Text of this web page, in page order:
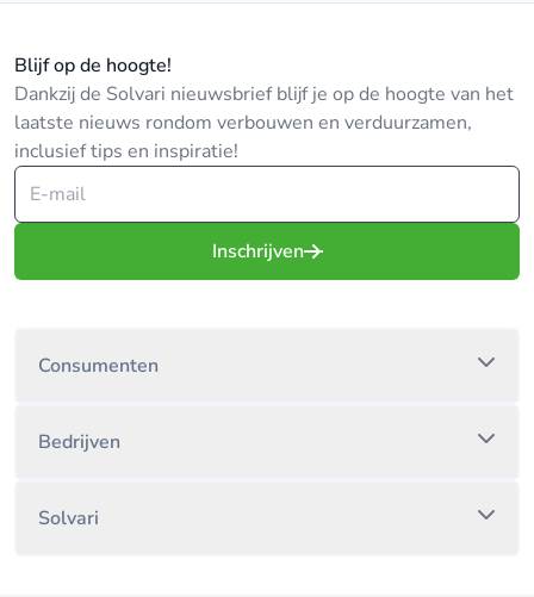
Blijf op de hoogte!
Dankzij de Solvari nieuwsbrief blijf je op de hoogte van het
laatste nieuws rondom verbouwen en verduurzamen,
inclusief tips en inspiratie!
Inschrijven
Consumenten
Bedrijven
Solvari